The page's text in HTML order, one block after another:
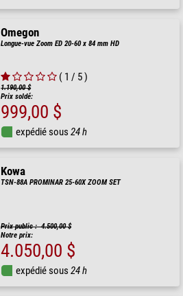
Omegon
Longue-vue Zoom ED 20-60 x 84 mm HD
( 1 / 5 )
1.190,00 $
Prix soldé:
999,00 $
expédié sous24 h
Kowa
TSN-88A PROMINAR 25-60X ZOOM SET
Prix public : 4.500,00 $
Notre prix:
4.050,00 $
expédié sous24 h